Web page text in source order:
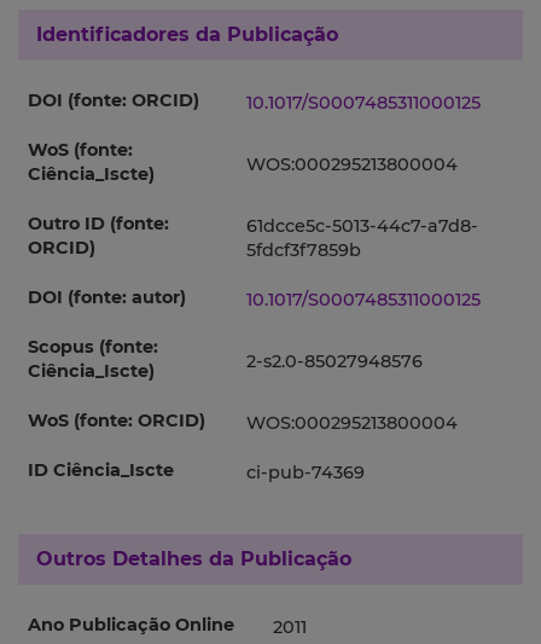
Identificadores da Publicação
DOI (fonte: ORCID) 10.1017/S0007485311000125
WoS (fonte:
Ciência_Iscte)
WOS:000295213800004
Outro ID (fonte:
ORCID)
61dcce5c-5013-44c7-a7d8-
5fdcf3f7859b
DOI (fonte: autor) 10.1017/S0007485311000125
Scopus (fonte:
Ciência_Iscte)
2-s2.0-85027948576
WoS (fonte: ORCID) WOS:000295213800004
ID Ciência_Iscte ci-pub-74369
Outros Detalhes da Publicação
Ano Publicação Online 2011